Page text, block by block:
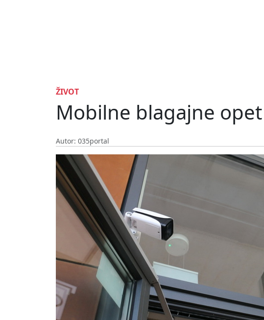
ŽIVOT
Mobilne blagajne
Autor: 035portal